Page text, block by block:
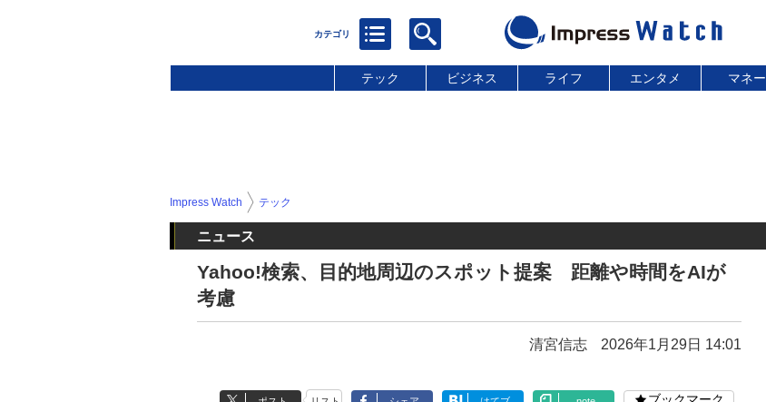
テック ビジネス ライフ エンタメ マネー
Impress Watch テック
ニュース
Yahoo!検索、目的地周辺のスポット提案 距離や時間をAIが
考慮
清宮信志 2026年1月29日 14:01